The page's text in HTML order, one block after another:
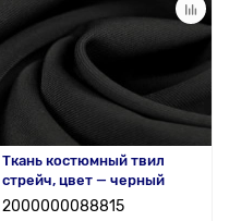
Ткань костюмный твил
стрейч, цвет — черный
2000000088815